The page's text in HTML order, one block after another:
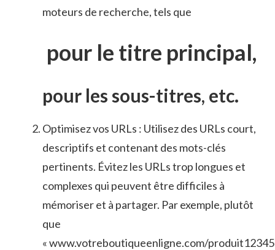
moteurs de recherche, tels que ⁢
⁤ pour le titre principal,
‌pour les sous-titres, etc.
Optimisez vos‌ URLs⁣ : Utilisez ‍des URLs court,
descriptifs et contenant des mots-clés
pertinents. Évitez les URLs trop‍ longues et
complexes qui peuvent être difficiles⁤ à⁤
mémoriser et à ‍partager. Par exemple, plutôt
que
« www.votreboutiqueenligne.com/